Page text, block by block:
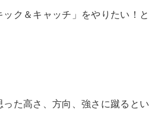
ク＆キャッチ」をやりたい！と
った高さ、方向、強さに蹴るとい